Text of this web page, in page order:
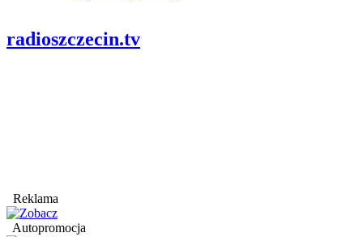
radioszczecin.tv
Reklama
Autopromocja